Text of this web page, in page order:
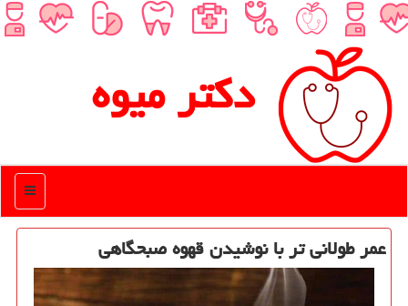
دكتر میوه
منو
عمر طولانی تر با نوشیدن قهوه صبحگاهی